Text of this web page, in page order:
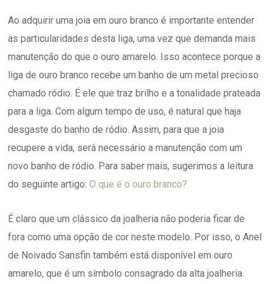
Ao adquirir uma joia em ouro branco é importante entender
as particularidades desta liga, uma vez que demanda mais
manutenção do que o ouro amarelo. Isso acontece porque a
liga de ouro branco recebe um banho de um metal precioso
chamado ródio. É ele que traz brilho e a tonalidade prateada
para a liga. Com algum tempo de uso, é natural que haja
desgaste do banho de ródio. Assim, para que a joia
recupere a vida, será necessário a manutenção com um
novo banho de ródio. Para saber mais, sugerimos a leitura
do seguinte artigo:O que é o ouro branco?
É claro que um clássico da joalheria não poderia ficar de
fora como uma opção de cor neste modelo. Por isso, o Anel
de Noivado Sansfin também está disponível em ouro
amarelo, que é um símbolo consagrado da alta joalheria.